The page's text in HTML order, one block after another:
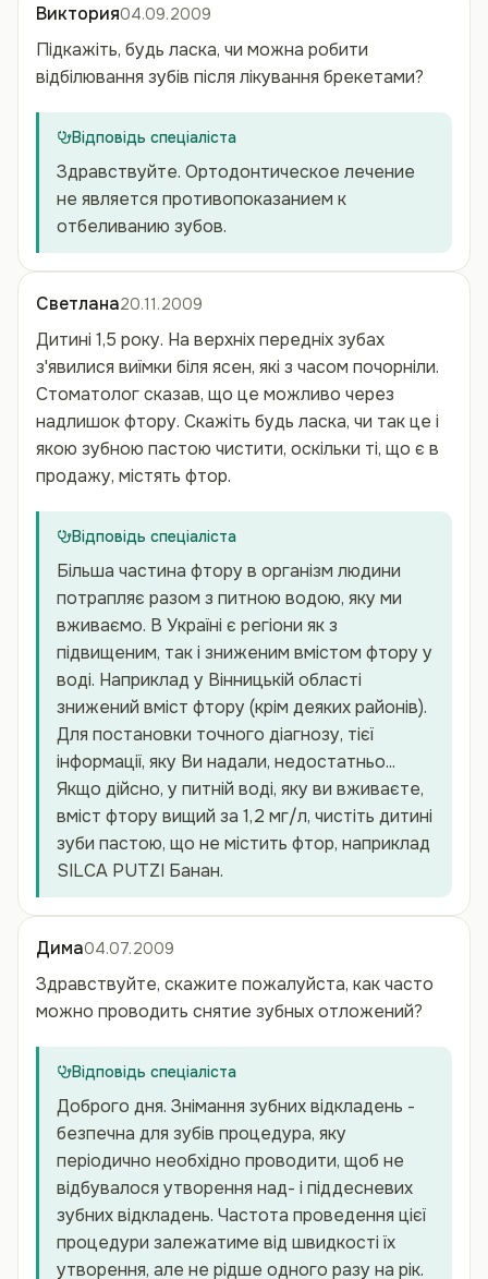
Виктория04.09.2009
Підкажіть, будь ласка, чи можна робити
відбілювання зубів після лікування брекетами?
Відповідь спеціаліста
Здравствуйте. Ортодонтическое лечение
не является противопоказанием к
отбеливанию зубов.
Светлана20.11.2009
Дитині 1,5 року. На верхніх передніх зубах
з'явилися виїмки біля ясен, які з часом почорніли.
Стоматолог сказав, що це можливо через
надлишок фтору. Скажіть будь ласка, чи так це і
якою зубною пастою чистити, оскільки ті, що є в
продажу, містять фтор.
Відповідь спеціаліста
Більша частина фтору в організм людини
потрапляє разом з питною водою, яку ми
вживаємо. В Україні є регіони як з
підвищеним, так і зниженим вмістом фтору у
воді. Наприклад у Вінницькій області
знижений вміст фтору (крім деяких районів).
Для постановки точного діагнозу, тієї
інформації, яку Ви надали, недостатньо...
Якщо дійсно, у питній воді, яку ви вживаєте,
вміст фтору вищий за 1,2 мг/л, чистіть дитині
зуби пастою, що не містить фтор, наприклад
SILCA PUTZI Банан.
Дима04.07.2009
Здравствуйте, скажите пожалуйста, как часто
можно проводить снятие зубных отложений?
Відповідь спеціаліста
Доброго дня. Знімання зубних відкладень -
безпечна для зубів процедура, яку
періодично необхідно проводити, щоб не
відбувалося утворення над- і піддесневих
зубних відкладень. Частота проведення цієї
процедури залежатиме від швидкості їх
утворення, але не рідше одного разу на рік.